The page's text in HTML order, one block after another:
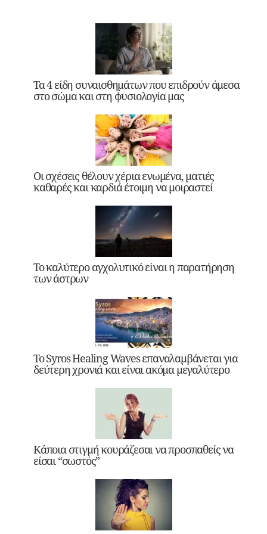
Τα 4 είδη συναισθημάτων που επιδρούν άμεσα
στο σώμα και στη φυσιολογία μας
Οι σχέσεις θέλουν χέρια ενωμένα, ματιές
καθαρές και καρδιά έτοιμη να μοιραστεί
Το καλύτερο αγχολυτικό είναι η παρατήρηση
των άστρων
Το Syros Healing Waves επαναλαμβάνεται για
δεύτερη χρονιά και είναι ακόμα μεγαλύτερο
Κάποια στιγμή κουράζεσαι να προσπαθείς να
είσαι “σωστός”